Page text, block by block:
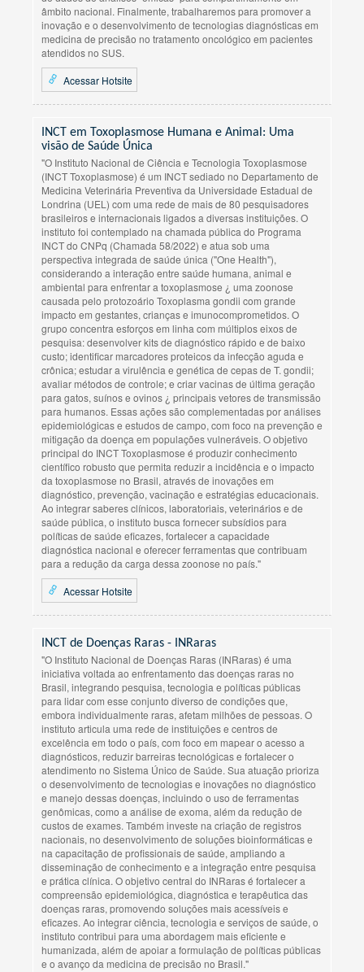
âmbito nacional. Finalmente, trabalharemos para promover a
inovação e o desenvolvimento de tecnologias diagnósticas em
medicina de precisão no tratamento oncológico em pacientes
atendidos no SUS.
Acessar Hotsite
INCT em Toxoplasmose Humana e Animal: Uma
visão de Saúde Única
"O Instituto Nacional de Ciência e Tecnologia Toxoplasmose
(INCT Toxoplasmose) é um INCT sediado no Departamento de
Medicina Veterinária Preventiva da Universidade Estadual de
Londrina (UEL) com uma rede de mais de 80 pesquisadores
brasileiros e internacionais ligados a diversas instituições. O
instituto foi contemplado na chamada pública do Programa
INCT do CNPq (Chamada 58/2022) e atua sob uma
perspectiva integrada de saúde única ("One Health"),
considerando a interação entre saúde humana, animal e
ambiental para enfrentar a toxoplasmose ¿ uma zoonose
causada pelo protozoário Toxoplasma gondii com grande
impacto em gestantes, crianças e imunocomprometidos. O
grupo concentra esforços em linha com múltiplos eixos de
pesquisa: desenvolver kits de diagnóstico rápido e de baixo
custo; identificar marcadores proteicos da infecção aguda e
crônica; estudar a virulência e genética de cepas de T. gondii;
avaliar métodos de controle; e criar vacinas de última geração
para gatos, suínos e ovinos ¿ principais vetores de transmissão
para humanos. Essas ações são complementadas por análises
epidemiológicas e estudos de campo, com foco na prevenção e
mitigação da doença em populações vulneráveis. O objetivo
principal do INCT Toxoplasmose é produzir conhecimento
científico robusto que permita reduzir a incidência e o impacto
da toxoplasmose no Brasil, através de inovações em
diagnóstico, prevenção, vacinação e estratégias educacionais.
Ao integrar saberes clínicos, laboratoriais, veterinários e de
saúde pública, o instituto busca fornecer subsídios para
políticas de saúde eficazes, fortalecer a capacidade
diagnóstica nacional e oferecer ferramentas que contribuam
para a redução da carga dessa zoonose no país."
Acessar Hotsite
INCT de Doenças Raras - INRaras
"O Instituto Nacional de Doenças Raras (INRaras) é uma
iniciativa voltada ao enfrentamento das doenças raras no
Brasil, integrando pesquisa, tecnologia e políticas públicas
para lidar com esse conjunto diverso de condições que,
embora individualmente raras, afetam milhões de pessoas. O
instituto articula uma rede de instituições e centros de
excelência em todo o país, com foco em mapear o acesso a
diagnósticos, reduzir barreiras tecnológicas e fortalecer o
atendimento no Sistema Único de Saúde. Sua atuação prioriza
o desenvolvimento de tecnologias e inovações no diagnóstico
e manejo dessas doenças, incluindo o uso de ferramentas
genômicas, como a análise de exoma, além da redução de
custos de exames. Também investe na criação de registros
nacionais, no desenvolvimento de soluções bioinformáticas e
na capacitação de profissionais de saúde, ampliando a
disseminação de conhecimento e a integração entre pesquisa
e prática clínica. O objetivo central do INRaras é fortalecer a
compreensão epidemiológica, diagnóstica e terapêutica das
doenças raras, promovendo soluções mais acessíveis e
eficazes. Ao integrar ciência, tecnologia e serviços de saúde, o
instituto contribui para uma abordagem mais eficiente e
humanizada, além de apoiar a formulação de políticas públicas
e o avanço da medicina de precisão no Brasil."